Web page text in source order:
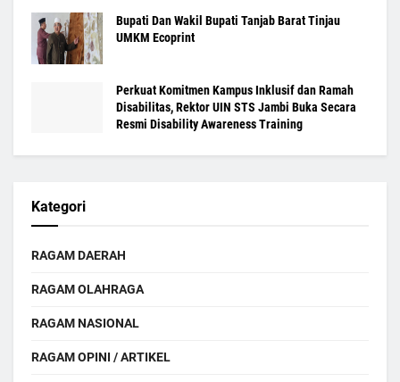
Bupati Dan Wakil Bupati Tanjab Barat Tinjau
UMKM Ecoprint
Perkuat Komitmen Kampus Inklusif dan Ramah
Disabilitas, Rektor UIN STS Jambi Buka Secara
Resmi Disability Awareness Training
Kategori
RAGAM DAERAH
RAGAM OLAHRAGA
RAGAM NASIONAL
RAGAM OPINI / ARTIKEL